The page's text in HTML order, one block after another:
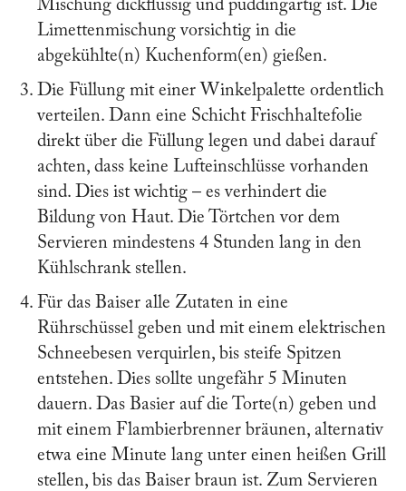
Mischung dickflüssig und puddingartig ist. Die
Limettenmischung vorsichtig in die
abgekühlte(n) Kuchenform(en) gießen.
Die Füllung mit einer Winkelpalette ordentlich
verteilen. Dann eine Schicht Frischhaltefolie
direkt über die Füllung legen und dabei darauf
achten, dass keine Lufteinschlüsse vorhanden
sind. Dies ist wichtig – es verhindert die
Bildung von Haut. Die Törtchen vor dem
Servieren mindestens 4 Stunden lang in den
Kühlschrank stellen.
Für das Baiser alle Zutaten in eine
Rührschüssel geben und mit einem elektrischen
Schneebesen verquirlen, bis steife Spitzen
entstehen. Dies sollte ungefähr 5 Minuten
dauern. Das Basier auf die Torte(n) geben und
mit einem Flambierbrenner bräunen, alternativ
etwa eine Minute lang unter einen heißen Grill
stellen, bis das Baiser braun ist. Zum Servieren